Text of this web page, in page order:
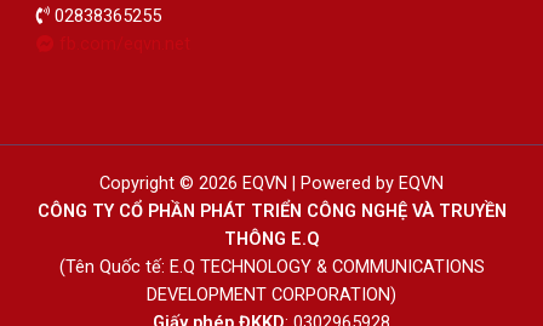
02838365255
fb.com/eqvn.net
Copyright © 2026 EQVN | Powered by EQVN
CÔNG TY CỔ PHẦN PHÁT TRIỂN CÔNG NGHỆ VÀ TRUYỀN
THÔNG E.Q
(Tên Quốc tế: E.Q TECHNOLOGY & COMMUNICATIONS
DEVELOPMENT CORPORATION)